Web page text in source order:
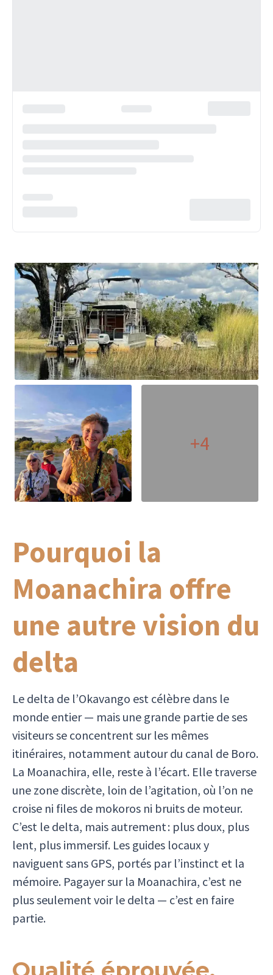
+4
Pourquoi la
Moanachira offre
une autre vision du
delta
Le delta de l’Okavango est célèbre dans le
monde entier — mais une grande partie de ses
visiteurs se concentrent sur les mêmes
itinéraires, notamment autour du canal de Boro.
La Moanachira, elle, reste à l’écart. Elle traverse
une zone discrète, loin de l’agitation, où l’on ne
croise ni files de mokoros ni bruits de moteur.
C’est le delta, mais autrement : plus doux, plus
lent, plus immersif. Les guides locaux y
naviguent sans GPS, portés par l’instinct et la
mémoire. Pagayer sur la Moanachira, c’est ne
plus seulement voir le delta — c’est en faire
partie.